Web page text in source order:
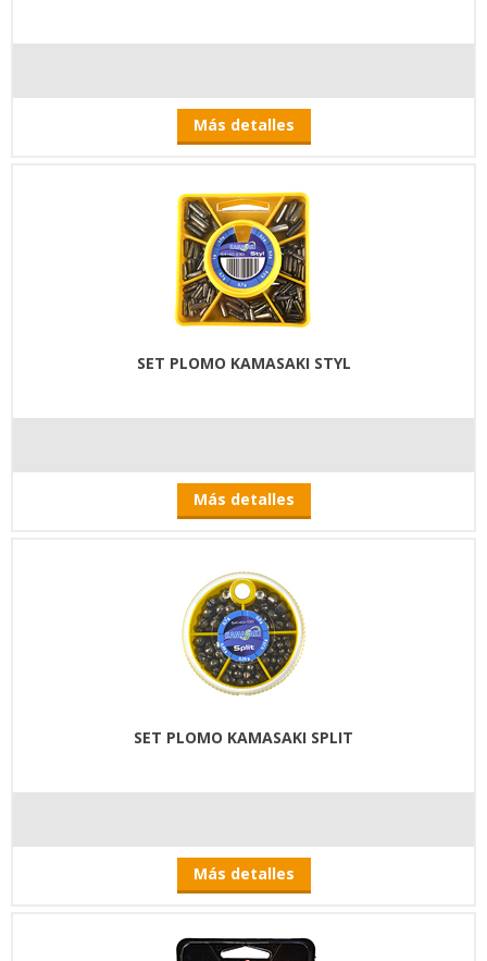
Más detalles
SET PLOMO KAMASAKI STYL
Más detalles
SET PLOMO KAMASAKI SPLIT
Más detalles